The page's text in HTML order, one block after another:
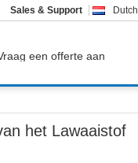
Dutch
Sales & Support
een offerte aan
het Lawaaistof